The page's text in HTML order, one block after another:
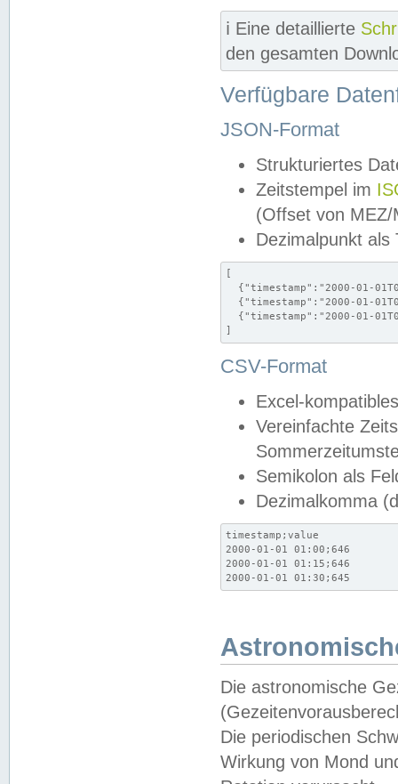
ℹ️ Eine detaillierte
den gesamten
Verfügbare
JSON-Format
Strukturiertes
Zeitstempel im
(Offset von MEZ/
Dezimalpunkt als
[
{"timestamp":"2000-01-
{"timestamp":"2000-01-
{"timestamp":"2000-01-
]
CSV-Format
Excel-
Vereinfachte
Semikolon als
Dezimalkomma
timestamp;value
2000-01-01 01:00;646
2000-01-01 01:15;646
2000-01-01 01:30;645
Die astronomische
Die periodischen
Wirkung von Mond